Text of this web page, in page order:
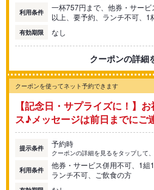
利用条件
一杯757円まで、他券・サー
以上、要予約、ランチ不可、1
有効期限 なし
クーポンの詳細
クーポンを使ってネット予約できます
【記念日・サプライズに！】
ス♪メッセージは前日までに
提示条件 予約時
クーポンの詳細を見るをタップして
利用条件
他券・サービス併用不可、1組
ランチ不可、ご飲食の方